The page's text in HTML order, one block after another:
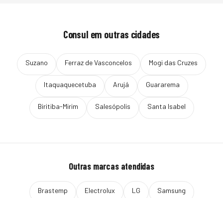
Consul em outras cidades
Suzano Ferraz de Vasconcelos Mogi das Cruzes
Itaquaquecetuba Arujá Guararema
Biritiba-Mirim Salesópolis Santa Isabel
Outras marcas atendidas
Brastemp Electrolux LG Samsung